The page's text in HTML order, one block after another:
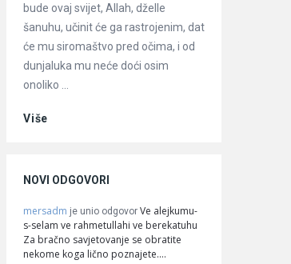
bude ovaj svijet, Allah, dželle
šanuhu, učinit će ga rastrojenim, dat
će mu siromaštvo pred očima, i od
dunjaluka mu neće doći osim
onoliko ...
Više
NOVI ODGOVORI
mersadm je unio odgovor Ve alejkumu-
s-selam ve rahmetullahi ve berekatuhu
Za bračno savjetovanje se obratite
nekome koga lično poznajete.…